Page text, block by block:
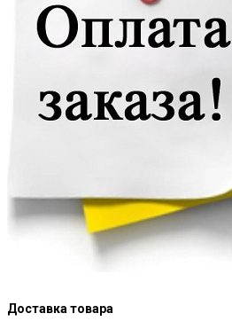
Доставка товара